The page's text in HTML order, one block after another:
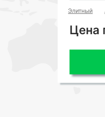
Элитный
Цена